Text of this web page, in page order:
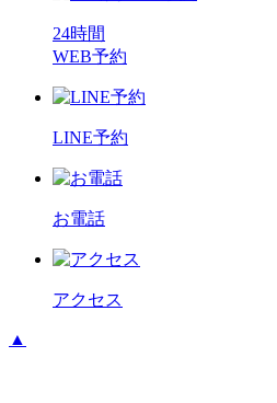
24時間
WEB予約
LINE予約
お電話
アクセス
▲